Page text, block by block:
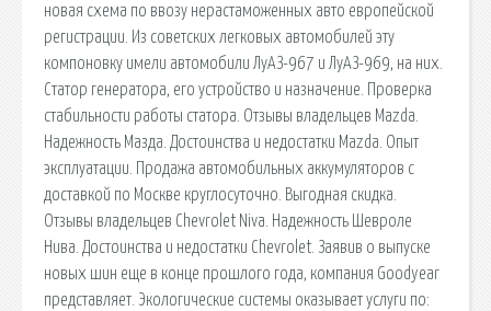
новая схема по ввозу нерастаможенных авто европейской
регистрации. Из советских легковых автомобилей эту
компоновку имели автомобили ЛуАЗ-967 и ЛуАЗ-969, на них.
Статор генератора, его устройство и назначение. Проверка
стабильности работы статора. Отзывы владельцев Mazda.
Надежность Мазда. Достоинства и недостатки Mazda. Опыт
эксплуатации. Продажа автомобильных аккумуляторов с
доставкой по Москве круглосуточно. Выгодная скидка.
Отзывы владельцев Chevrolet Niva. Надежность Шевроле
Нива. Достоинства и недостатки Chevrolet. Заявив о выпуске
новых шин еще в конце прошлого года, компания Goodyear
представляет. Экологические системы оказывает услуги по: